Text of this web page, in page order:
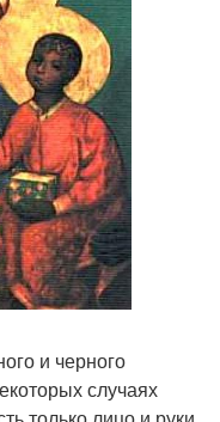
и черного
случаях